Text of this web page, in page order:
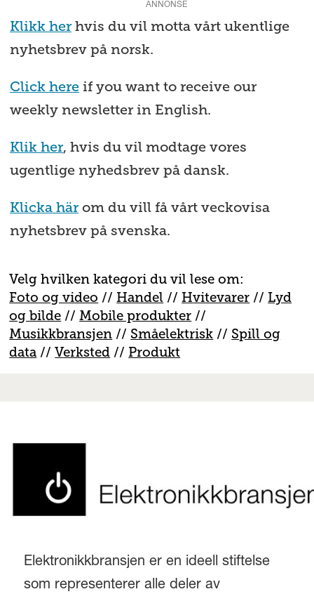
ANNONSE
Klikk herhvis du vil motta vårt ukentlige
nyhetsbrev på norsk.
Click hereif you want to receive our
weekly newsletter in English.
Klik her, hvis du vil modtage vores
ugentlige nyhedsbrev på dansk.
Klicka härom du vill få vårt veckovisa
nyhetsbrev på svenska.
Velg hvilken kategori du vil lese om:
Foto og video // Handel // Hvitevarer // Lyd
og bilde //Mobile produkter //
Musikkbransjen // Småelektrisk // Spill og
data //Verksted // Produkt
Elektronikkbransjen er en ideell stiftelse
som representerer alle deler av